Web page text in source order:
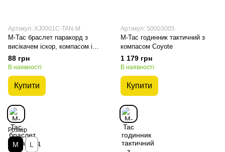
Артикул: XJ0001C-TAN-M
M-Tac браслет паракорд з
висікачем іскор, компасом і
свистком Tan M
88 грн
В наявності
Купити
Розмір
M L
Артикул: 50003005
M-Tac годинник тактичний з
компасом Coyote
1 179 грн
В наявності
Купити